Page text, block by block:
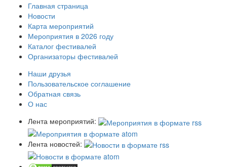
Главная страница
Новости
Карта мероприятий
Мероприятия в 2026 году
Каталог фестивалей
Организаторы фестивалей
Наши друзья
Пользовательское соглашение
Обратная связь
О нас
Лента мероприятий:
Лента новостей: